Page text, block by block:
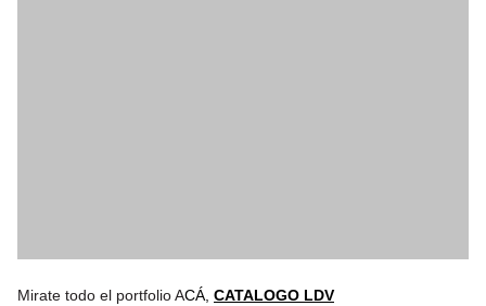
Mirate todo el portfolio ACÁ, CATALOGO LDV